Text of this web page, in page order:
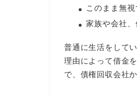
このまま無
家族や会社
普通に生活をして
理由によって借金
で、債権回収会社